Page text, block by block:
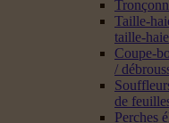
Taille-
taille-
Coupe-
/
de
Perches